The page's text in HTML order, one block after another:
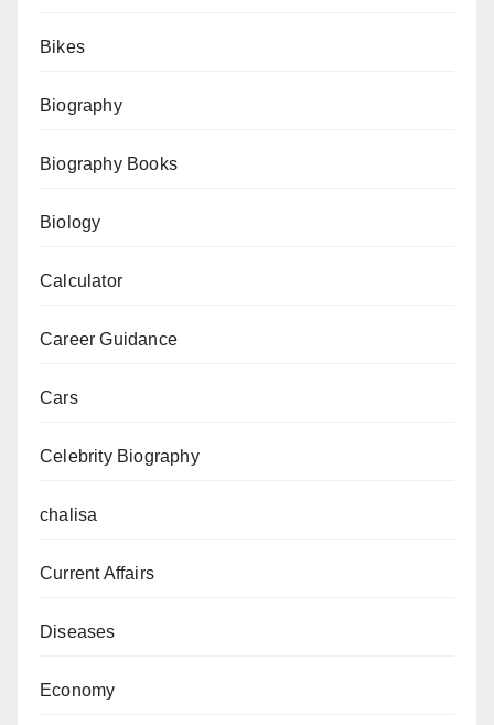
झकझोर
Bikes
Biography
Biography Books
Biology
Calculator
Career Guidance
Cars
Celebrity Biography
chalisa
Current Affairs
Diseases
Economy